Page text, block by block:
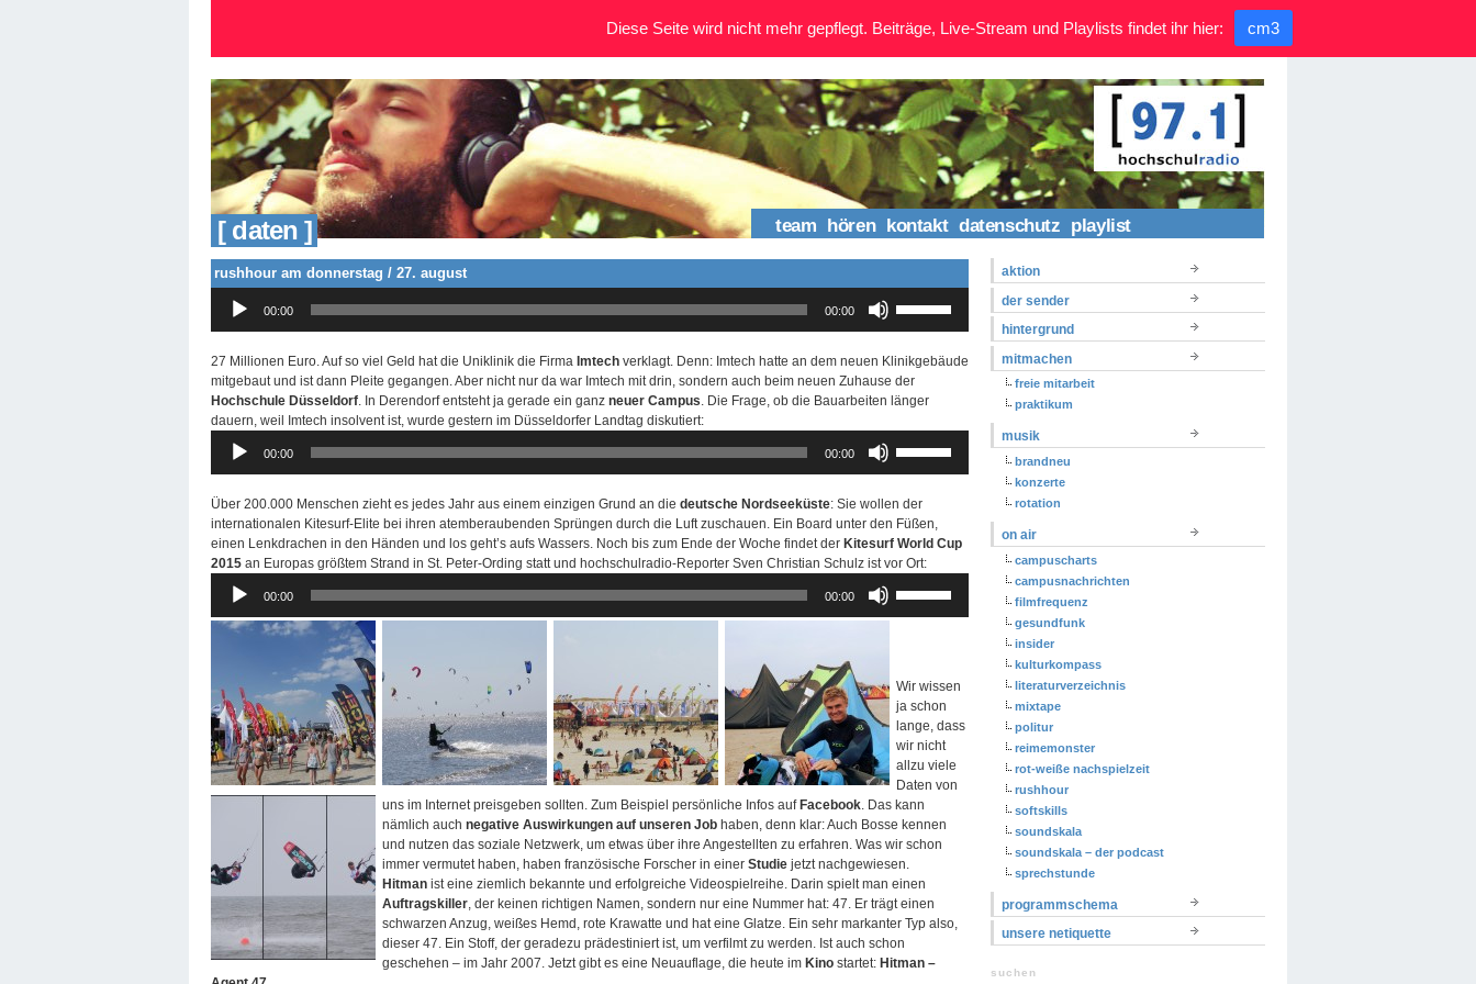
[ daten ] team hören kontakt datenschutz playlist
rushhour am donnerstag / 27. august
Player
00:00 00:00
Hoch/Runter
benutzen,
um
die
Lautstärke
regeln.
27 Millionen Euro. Auf so viel Geld hat die Uniklinik die Firma Imtech verklagt. Denn: Imtech hatte an dem neuen Klinikgebäude
mitgebaut und ist dann Pleite gegangen. Aber nicht nur da war Imtech mit drin, sondern auch beim neuen Zuhause der
Hochschule Düsseldorf . In Derendorf entsteht ja gerade ein ganz neuer Campus . Die Frage, ob die Bauarbeiten länger
dauern, weil Imtech insolvent ist, wurde gestern im Düsseldorfer Landtag diskutiert:
Player
00:00 00:00
Hoch/Runter
benutzen,
um
die
Lautstärke
zu
regeln.
Über 200.000 Menschen zieht es jedes Jahr aus einem einzigen Grund an die deutsche Nordseeküste: Sie wollen der
internationalen Kitesurf-Elite bei ihren atemberaubenden Sprüngen durch die Luft zuschauen. Ein Board unter den Füßen,
einen Lenkdrachen in den Händen und los geht’s aufs Wassers. Noch bis zum Ende der Woche findet der Kitesurf World Cup
2015 an Europas größtem Strand in St. Peter-Ording statt und hochschulradio-Reporter Sven Christian Schulz ist vor Ort:
Player
00:00 00:00
Hoch/Runter
benutzen,
Lautstärke
zu
regeln.
Wir wissen
ja schon
lange, dass
wir nicht
allzu viele
Daten von
uns im Internet preisgeben sollten. Zum Beispiel persönliche Infos aufFacebook . Das kann
nämlich auch negative Auswirkungen auf unseren Job haben, denn klar: Auch Bosse kennen
und nutzen das soziale Netzwerk, um etwas über ihre Angestellten zu erfahren. Was wir schon
immer vermutet haben, haben französische Forscher in einer Studie jetzt nachgewiesen.
Hitman ist eine ziemlich bekannte und erfolgreiche Videospielreihe. Darin spielt man einen
Auftragskiller , der keinen richtigen Namen, sondern nur eine Nummer hat: 47. Er trägt einen
schwarzen Anzug, weißes Hemd, rote Krawatte und hat eine Glatze. Ein sehr markanter Typ also,
dieser 47. Ein Stoff, der geradezu prädestiniert ist, um verfilmt zu werden. Ist auch schon
geschehen – im Jahr 2007. Jetzt gibt es eine Neuauflage, die heute im Kino startet: Hitman –
aktion
der sender
hintergrund
mitmachen
freie mitarbeit
praktikum
musik
brandneu
konzerte
rotation
on air
campuscharts
campusnachrichten
filmfrequenz
gesundfunk
insider
kulturkompass
literaturverzeichnis
mixtape
politur
reimemonster
rot-weiße nachspielzeit
rushhour
softskills
soundskala
soundskala – der podcast
sprechstunde
programmschema
unsere netiquette
suchen
Diese Seite wird nicht mehr gepflegt. Beiträge, Live-Stream und Playlists findet ihr hier: cm3